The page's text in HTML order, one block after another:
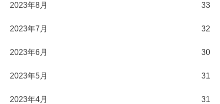
2023年8月 33
2023年7月 32
2023年6月 30
2023年5月 31
2023年4月 31